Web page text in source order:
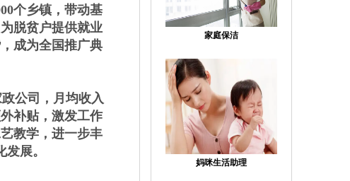
家庭保洁
妈咪生活助理
个乡镇，带动基
脱贫户提供就业
成为全国推广典
公司，月均收入
补贴，激发工作
教学，进一步丰
展。